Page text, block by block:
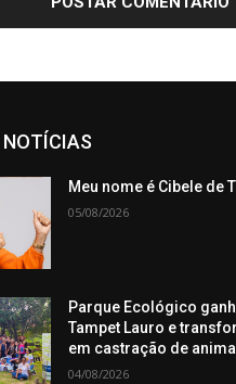
Meu nome é Cibele de
05/08/2026
Parque Ecológico
Tampet Lauro e
em castração de
04/08/2026